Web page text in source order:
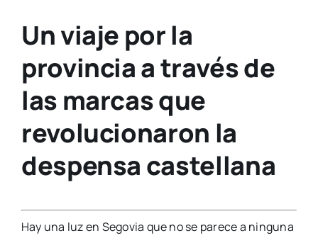
Un viaje por la
provincia a través de
las marcas que
revolucionaron la
despensa castellana
Hay una luz en Segovia que no se parece a ninguna